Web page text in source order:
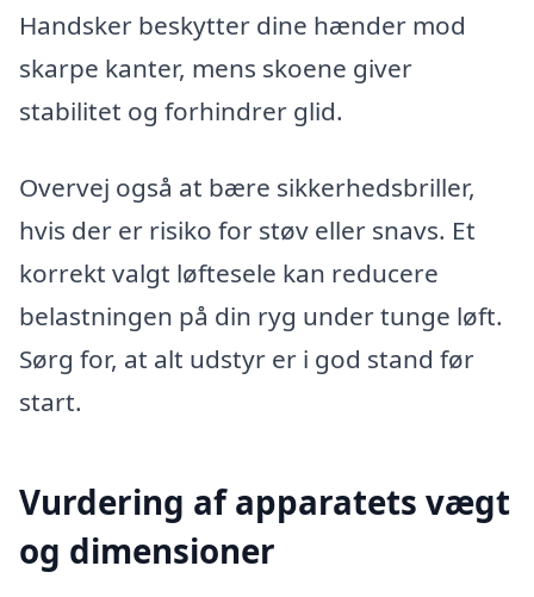
Handsker beskytter dine hænder mod
skarpe kanter, mens skoene giver
stabilitet og forhindrer glid.
Overvej også at bære sikkerhedsbriller,
hvis der er risiko for støv eller snavs. Et
korrekt valgt løftesele kan reducere
belastningen på din ryg under tunge løft.
Sørg for, at alt udstyr er i god stand før
start.
Vurdering af apparatets vægt
og dimensioner